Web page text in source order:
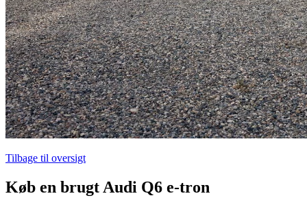
Tilbage til oversigt
Køb en brugt Audi Q6 e-tron